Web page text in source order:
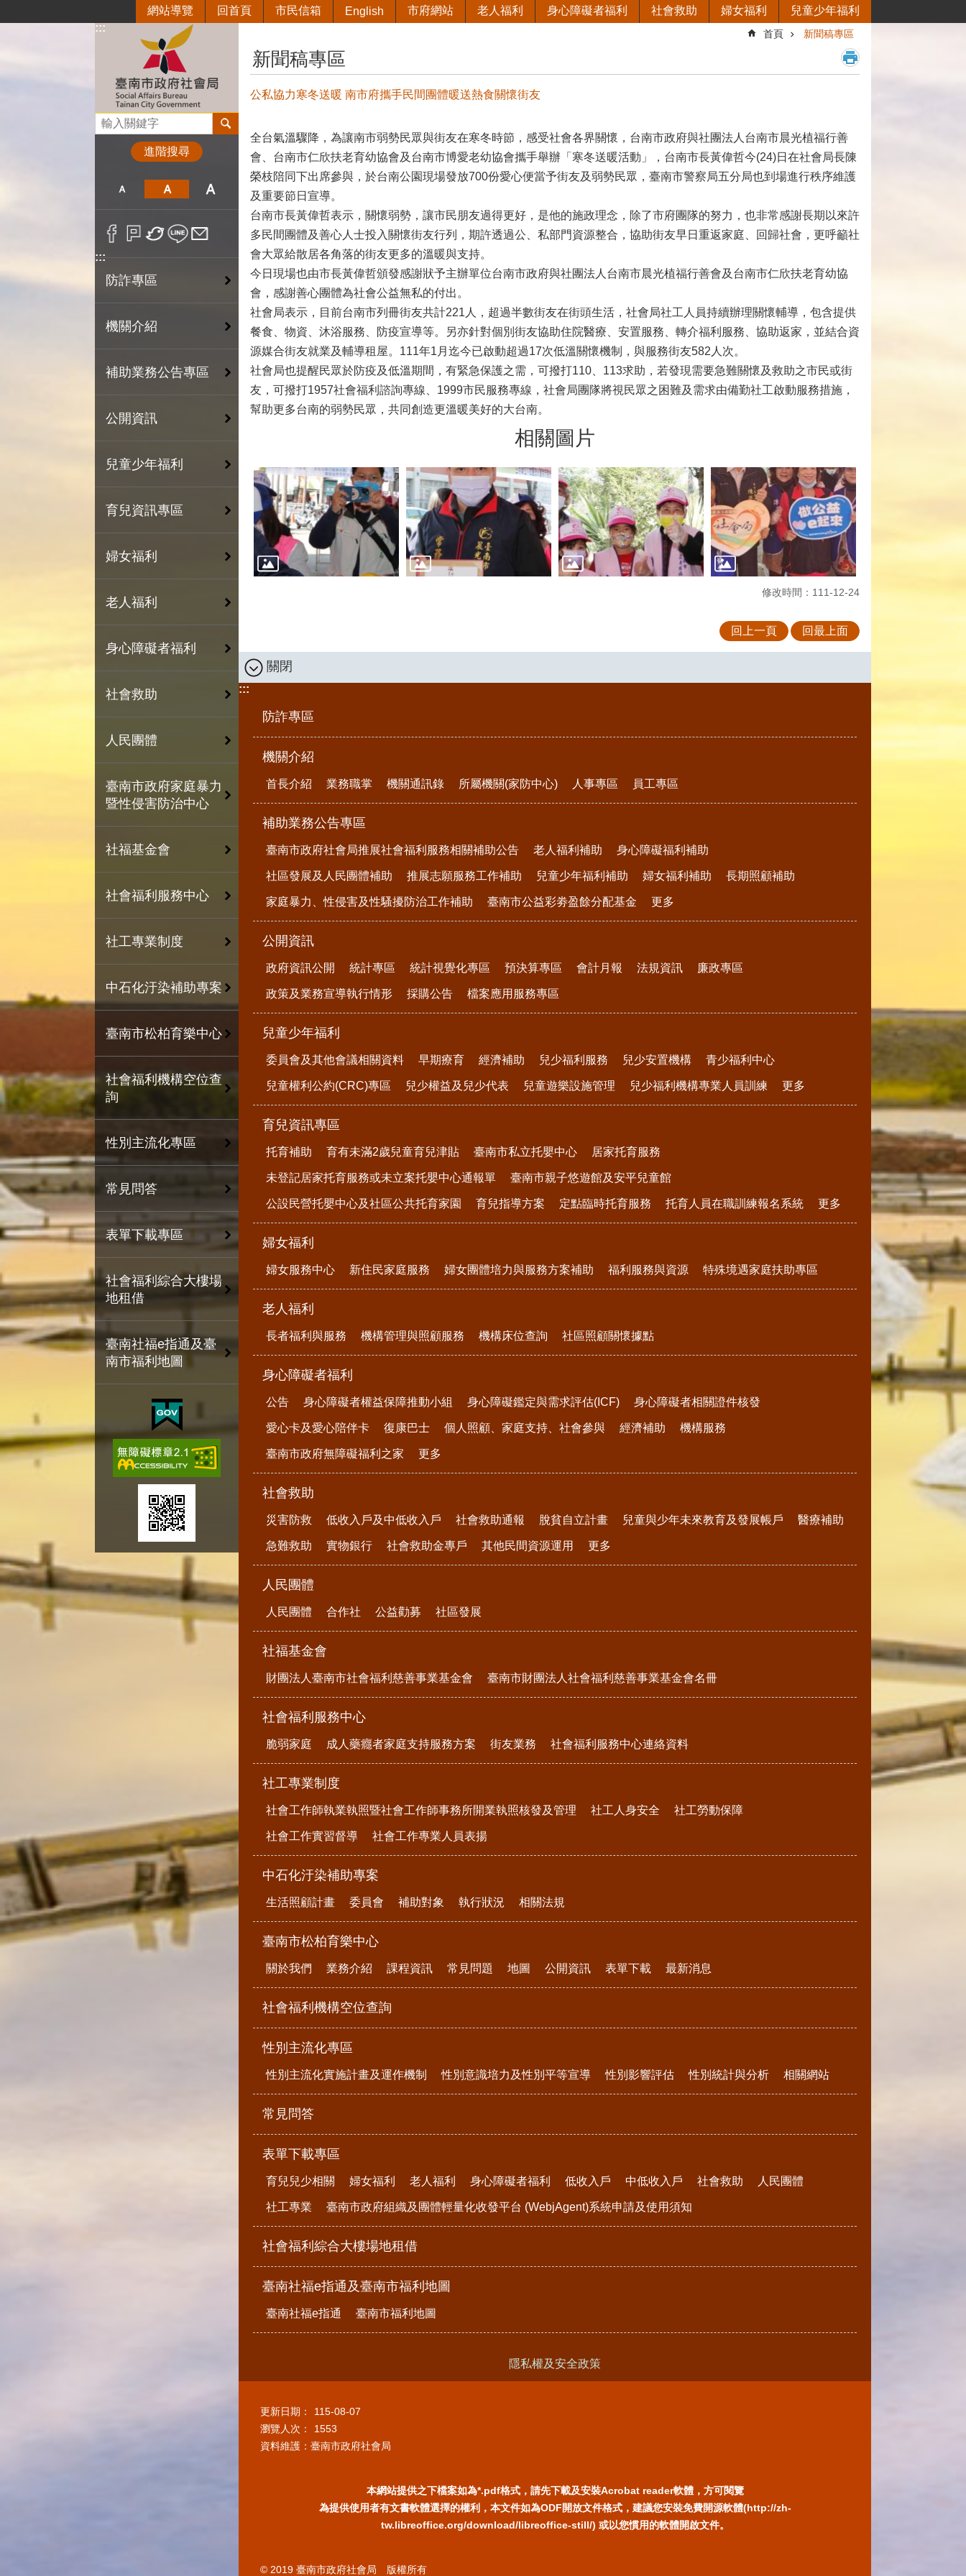
:::
網站導覽 回首頁 市民信箱 English 市府網站 老人福利 身心障礙者福利 社會救助 婦女福利 兒童少年福利
搜尋
進階搜尋
:::
防詐專區
機關介紹
補助業務公告專區
公開資訊
兒童少年福利
育兒資訊專區
婦女福利
老人福利
身心障礙者福利
社會救助
人民團體
臺南市政府家庭暴力
暨性侵害防治中心
社福基金會
社會福利服務中心
社工專業制度
中石化汙染補助專案
臺南市松柏育樂中心
社會福利機構空位查
詢
性別主流化專區
常見問答
表單下載專區
社會福利綜合大樓場
地租借
臺南社福e指通及臺
南市福利地圖
首頁 新聞稿專區
新聞稿專區
公私協力寒冬送暖 南市府攜手民間團體暖送熱食關懷街友
全台氣溫驟降，為讓南市弱勢民眾與街友在寒冬時節，感受社會各界關懷，台南市政府與社團法人台南市晨光植福行善
會、台南市仁欣扶老育幼協會及台南市博愛老幼協會攜手舉辦「寒冬送暖活動」，台南市長黃偉哲今(24)日在社會局長陳
榮枝陪同下出席參與，於台南公園現場發放700份愛心便當予街友及弱勢民眾，臺南市警察局五分局也到場進行秩序維護
及重要節日宣導。
台南市長黃偉哲表示，關懷弱勢，讓市民朋友過得更好，是他的施政理念，除了市府團隊的努力，也非常感謝長期以來許
多民間團體及善心人士投入關懷街友行列，期許透過公、私部門資源整合，協助街友早日重返家庭、回歸社會，更呼籲社
會大眾給散居各角落的街友更多的溫暖與支持。
今日現場也由市長黃偉哲頒發感謝狀予主辦單位台南市政府與社團法人台南市晨光植福行善會及台南市仁欣扶老育幼協
會，感謝善心團體為社會公益無私的付出。
社會局表示，目前台南市列冊街友共計221人，超過半數街友在街頭生活，社會局社工人員持續辦理關懷輔導，包含提供
餐食、物資、沐浴服務、防疫宣導等。另亦針對個別街友協助住院醫療、安置服務、轉介福利服務、協助返家，並結合資
源媒合街友就業及輔導租屋。111年1月迄今已啟動超過17次低溫關懷機制，與服務街友582人次。
社會局也提醒民眾於防疫及低溫期間，有緊急保護之需，可撥打110、113求助，若發現需要急難關懷及救助之市民或街
友，可撥打1957社會福利諮詢專線、1999市民服務專線，社會局團隊將視民眾之困難及需求由備勤社工啟動服務措施，
幫助更多台南的弱勢民眾，共同創造更溫暖美好的大台南。
相關圖片
修改時間：111-12-24
回上一頁 回最上面
關閉
:::
防詐專區
機關介紹
首長介紹 業務職掌 機關通訊錄 所屬機關(家防中心) 人事專區 員工專區
補助業務公告專區
臺南市政府社會局推展社會福利服務相關補助公告 老人福利補助 身心障礙福利補助
社區發展及人民團體補助 推展志願服務工作補助 兒童少年福利補助 婦女福利補助 長期照顧補助
家庭暴力、性侵害及性騷擾防治工作補助 臺南市公益彩劵盈餘分配基金 更多
公開資訊
政府資訊公開 統計專區 統計視覺化專區 預決算專區 會計月報 法規資訊 廉政專區
政策及業務宣導執行情形 採購公告 檔案應用服務專區
兒童少年福利
委員會及其他會議相關資料 早期療育 經濟補助 兒少福利服務 兒少安置機構 青少福利中心
兒童權利公約(CRC)專區 兒少權益及兒少代表 兒童遊樂設施管理 兒少福利機構專業人員訓練 更多
育兒資訊專區
托育補助 育有未滿2歲兒童育兒津貼 臺南市私立托嬰中心 居家托育服務
未登記居家托育服務或未立案托嬰中心通報單 臺南市親子悠遊館及安平兒童館
公設民營托嬰中心及社區公共托育家園 育兒指導方案 定點臨時托育服務 托育人員在職訓練報名系統 更多
婦女福利
婦女服務中心 新住民家庭服務 婦女團體培力與服務方案補助 福利服務與資源 特殊境遇家庭扶助專區
老人福利
長者福利與服務 機構管理與照顧服務 機構床位查詢 社區照顧關懷據點
身心障礙者福利
公告 身心障礙者權益保障推動小組 身心障礙鑑定與需求評估(ICF) 身心障礙者相關證件核發
愛心卡及愛心陪伴卡 復康巴士 個人照顧、家庭支持、社會參與 經濟補助 機構服務
臺南市政府無障礙福利之家 更多
社會救助
災害防救 低收入戶及中低收入戶 社會救助通報 脫貧自立計畫 兒童與少年未來教育及發展帳戶 醫療補助
急難救助 實物銀行 社會救助金專戶 其他民間資源運用 更多
人民團體
人民團體 合作社 公益勸募 社區發展
社福基金會
財團法人臺南市社會福利慈善事業基金會 臺南市財團法人社會福利慈善事業基金會名冊
社會福利服務中心
脆弱家庭 成人藥癮者家庭支持服務方案 街友業務 社會福利服務中心連絡資料
社工專業制度
社會工作師執業執照暨社會工作師事務所開業執照核發及管理 社工人身安全 社工勞動保障
社會工作實習督導 社會工作專業人員表揚
中石化汙染補助專案
生活照顧計畫 委員會 補助對象 執行狀況 相關法規
臺南市松柏育樂中心
關於我們 業務介紹 課程資訊 常見問題 地圖 公開資訊 表單下載 最新消息
社會福利機構空位查詢
性別主流化專區
性別主流化實施計畫及運作機制 性別意識培力及性別平等宣導 性別影響評估 性別統計與分析 相關網站
常見問答
表單下載專區
育兒兒少相關 婦女福利 老人福利 身心障礙者福利 低收入戶 中低收入戶 社會救助 人民團體
社工專業 臺南市政府組織及團體輕量化收發平台 (WebjAgent)系統申請及使用須知
社會福利綜合大樓場地租借
臺南社福e指通及臺南市福利地圖
臺南社福e指通 臺南市福利地圖
隱私權及安全政策
更新日期：
115-08-07
瀏覽人次：
1553
資料維護：臺南市政府社會局
本網站提供之下檔案如為*.pdf格式，請先下載及安裝Acrobat reader軟體，方可閱覽
為提供使用者有文書軟體選擇的權利，本文件如為ODF開放文件格式，建議您安裝免費開源軟體(http://zh-
tw.libreoffice.org/download/libreoffice-still/) 或以您慣用的軟體開啟文件。
© 2019 臺南市政府社會局 版權所有